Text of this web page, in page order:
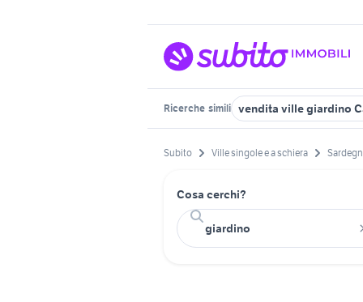
Ricerche simili vendita ville giardino
Subito Ville singole e a schiera
Cosa cerchi?